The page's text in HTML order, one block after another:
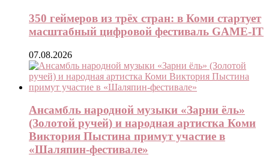
350 геймеров из трёх стран: в Коми стартует
масштабный цифровой фестиваль GAME-IT
07.08.2026
Ансамбль народной музыки «Зарни ёль»
(Золотой ручей) и народная артистка Коми
Виктория Пыстина примут участие в
«Шаляпин-фестивале»